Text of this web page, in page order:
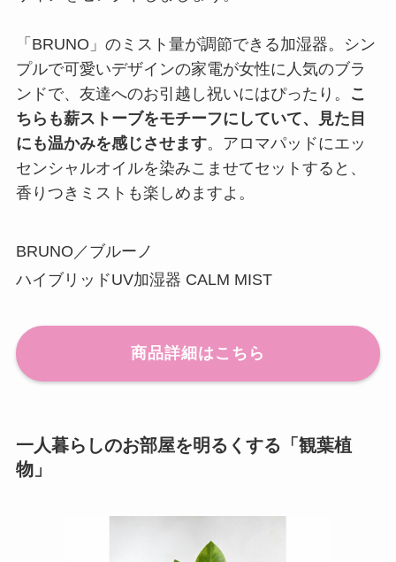
「BRUNO」のミスト量が調節できる加湿器。シン
プルで可愛いデザインの家電が女性に人気のブラ
ンドで、友達へのお引越し祝いにはぴったり。
こ
ちらも薪ストーブをモチーフにしていて、見た目
にも温かみを感じさせます。アロマパッドにエッ
センシャルオイルを染みこませてセットすると、
香りつきミストも楽しめますよ。
BRUNO／ブルーノ
ハイブリッドUV加湿器 CALM MIST
商品詳細はこちら
一人暮らしのお部屋を明るくする「観葉植
物」